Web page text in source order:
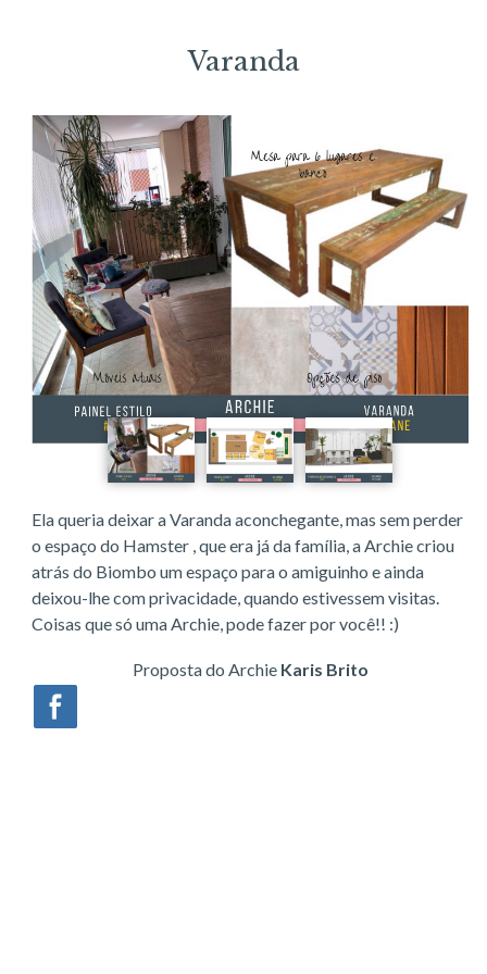
Varanda
Ela queria deixar a Varanda aconchegante, mas sem perder
o espaço do Hamster , que era já da família, a Archie criou
atrás do Biombo um espaço para o amiguinho e ainda
deixou-lhe com privacidade, quando estivessem visitas.
Coisas que só uma Archie, pode fazer por você!! :)
Proposta do Archie Karis Brito